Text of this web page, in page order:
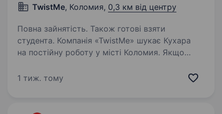
TwistMe, Коломия, 0,3 км від центру
Повна зайнятість. Також готові взяти
студента. Компанія «TwistMe» шукає Кухара
на постійну роботу у місті Коломия. Якщо
цій сфері, то ця вакансія саме для тебе!
1 тиж. тому